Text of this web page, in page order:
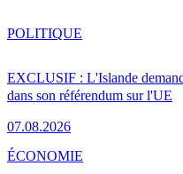
EXCLUSIF : L'Islande
dans son référendum sur l'UE
07.08.2026
POLITIQUE
ÉCONOMIE